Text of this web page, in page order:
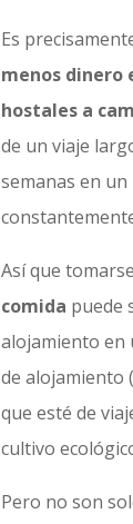
Es
menos dinero
hostales a
de un viaje
semanas en
Así que
comida puede
alojamiento en
de alojamiento (
que esté de
cultivo
Pero no son